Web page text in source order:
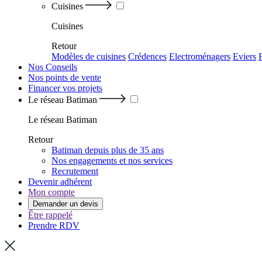
Cuisines
Cuisines
Retour
Modèles de cuisines Crédences Electroménagers Eviers
Nos Conseils
Nos points de vente
Financer vos projets
Le réseau Batiman
Le réseau Batiman
Retour
Batiman depuis plus de 35 ans
Nos engagements et nos services
Recrutement
Devenir adhérent
Mon compte
Demander un devis
Être rappelé
Prendre RDV